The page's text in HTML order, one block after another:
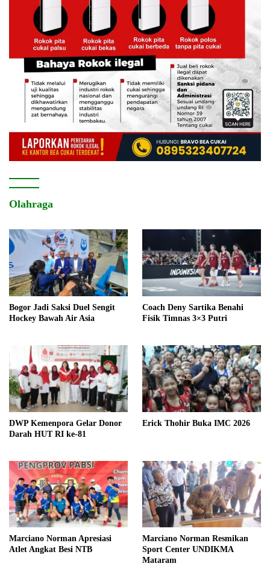
Olahraga
Bogor Jadi Saksi Duel Sengit
Hockey Bawah Air Asia
Coach Deny Sartika Benahi
Fisik Timnas 3×3 Putri
DWP Kemenpora Gelar Donor
Darah HUT RI ke-81
Erick Thohir Buka IMC 2026
Marciano Norman Apresiasi
Atlet Angkat Besi NTB
Marciano Norman Resmikan
Sport Center UNDIKMA
Mataram